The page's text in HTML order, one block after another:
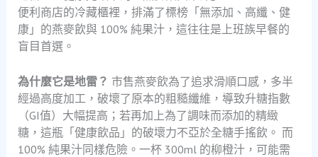
便利商店的冷藏櫃裡，排滿了標榜「無添加、高纖、健
康」的燕麥飲與 100% 純果汁，這往往是上班族早餐的
盲目首選。
為什麼它是地雷？ 市售燕麥飲為了追求滑順口感，多半
經過高度加工，破壞了原本的粗糙纖維，導致升糖指數
（GI值）大幅提高；若再加上為了調味而添加的精緻
糖，這瓶「健康飲品」的破壞力不亞於全糖手搖飲。 而
100% 純果汁同樣危險。一杯 300ml 的柳橙汁，可能需